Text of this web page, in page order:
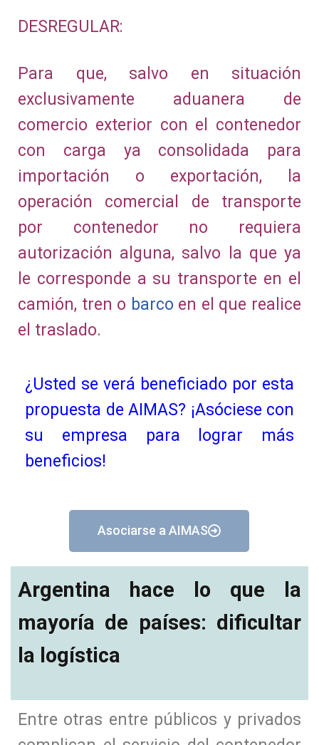
DESREGULAR:
Para que, salvo en situación
exclusivamente aduanera de
comercio exterior con el contenedor
con carga ya consolidada para
importación o exportación, la
operación comercial de transporte
por contenedor no requiera
autorización alguna, salvo la que ya
le corresponde a su transporte en el
camión, tren o barco en el que realice
el traslado.
¿Usted se verá beneficiado por esta
propuesta de AIMAS? ¡Asóciese con
su empresa para lograr más
beneficios!
Asociarse a AIMAS
Argentina hace lo que la
mayoría de países: dificultar
la logística
Entre otras entre públicos y privados